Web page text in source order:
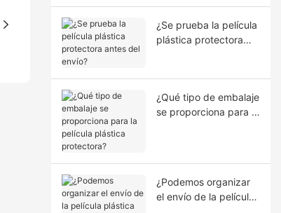
¿Se prueba la película
plástica protectora
¿Qué tipo de embalaje
se proporciona para la
¿Podemos organizar
el envío de la película